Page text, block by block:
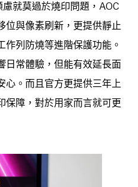
就莫過於燒印問題，AOC
位與像素刷新，更提供靜止
列防燒等進階保護功能。
日常體驗，但能有效延長面
心。而且官方更提供三年上
保障，對於用家而言就可更